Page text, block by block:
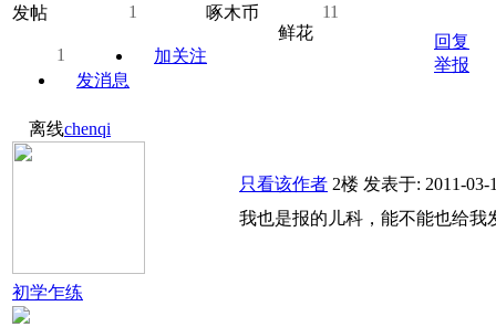
发帖 1 啄木币
11
鲜花
1
加关注
发消息
回复
举报
离线chenqi
初学乍练
只看该作者 2楼 发表于: 2011-03-
我也是报的儿科，能不能也给我